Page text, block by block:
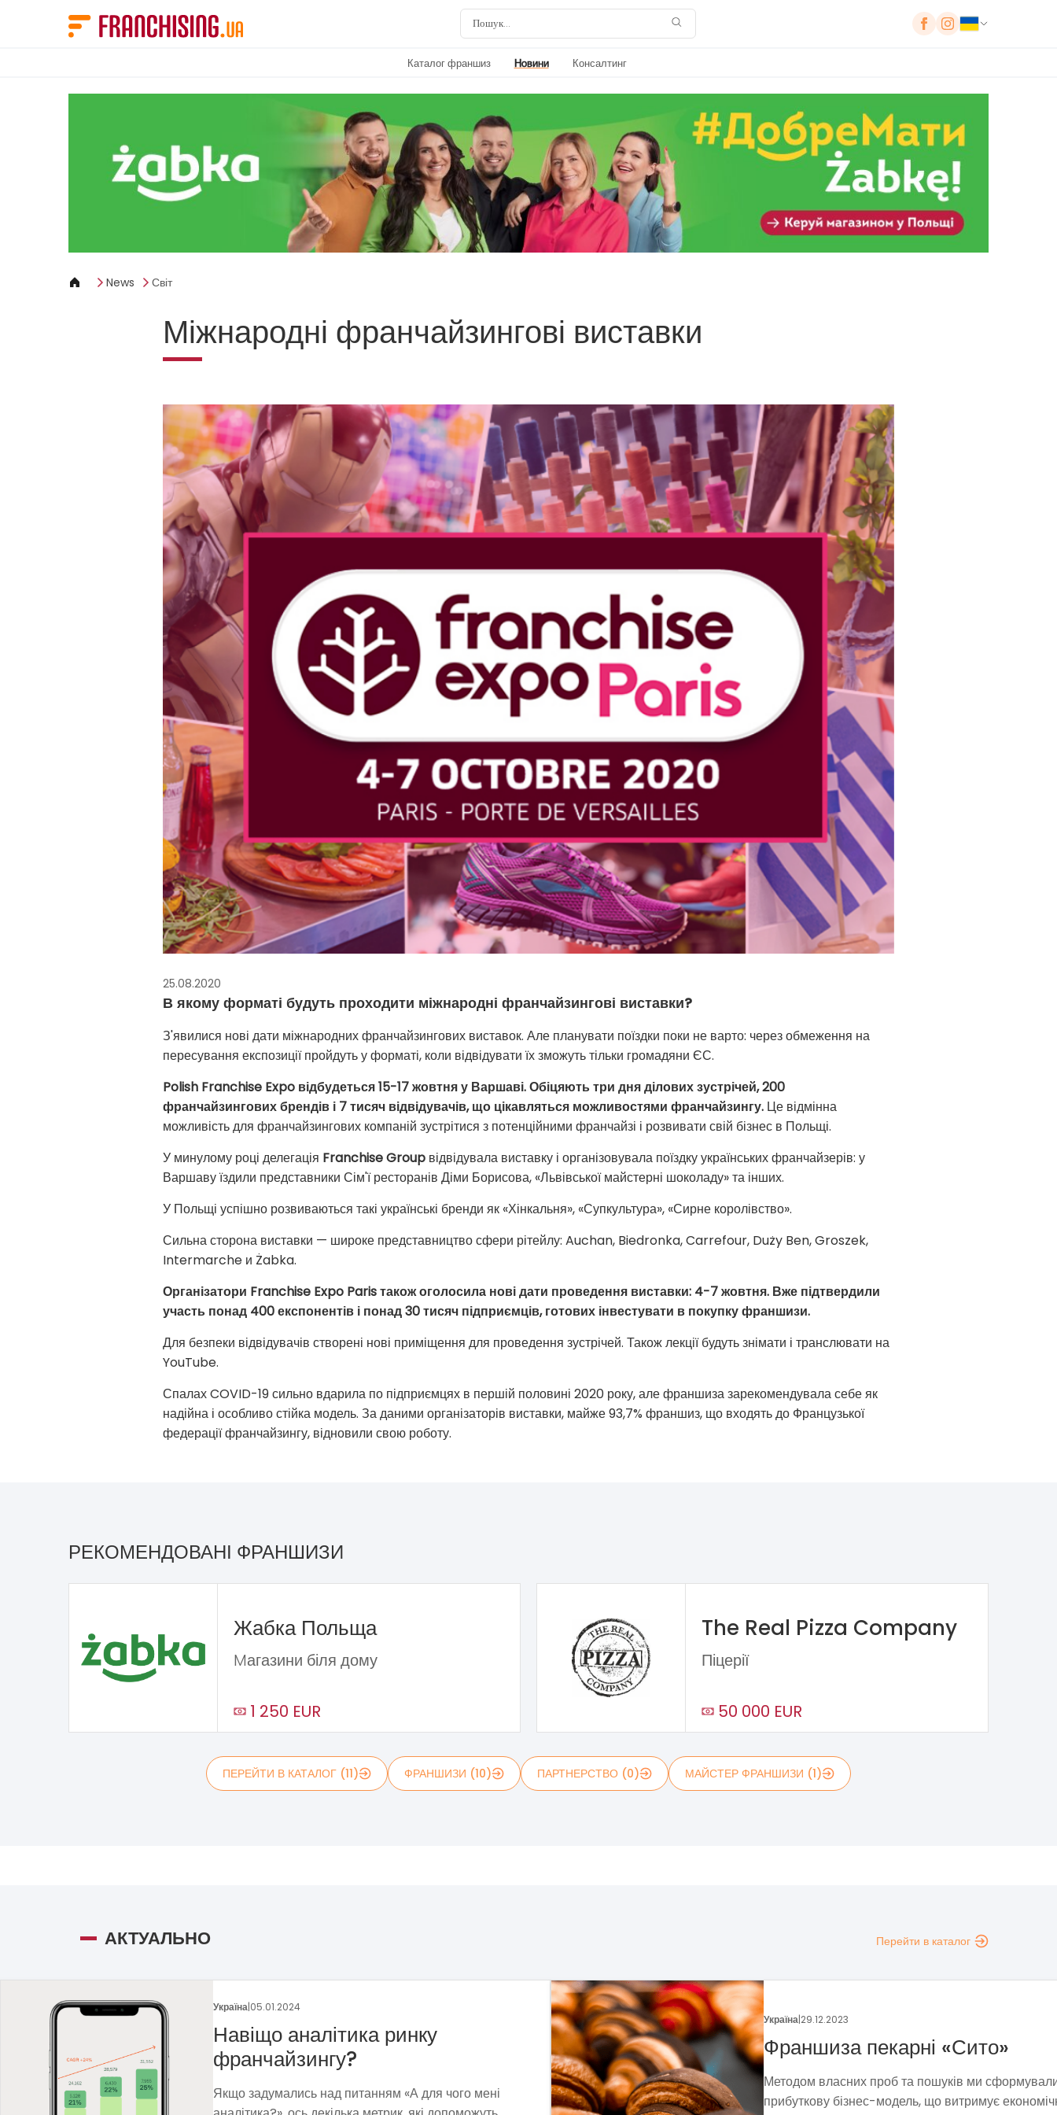
Каталог франшиз Новини Консалтинг
News Світ
Міжнародні франчайзингові виставки
25.08.2020
В якому форматі будуть проходити міжнародні франчайзингові виставки?
З'явилися нові дати міжнародних франчайзингових виставок. Але планувати поїздки поки не варто: через обмеження на
пересування експозиції пройдуть у форматі, коли відвідувати їх зможуть тільки громадяни ЄС.
Polish Franchise Expo відбудеться 15-17 жовтня у Варшаві. Обіцяють три дня ділових зустрічей, 200
франчайзингових брендів і 7 тисяч відвідувачів, що цікавляться можливостями франчайзингу. Це відмінна
можливість для франчайзингових компаній зустрітися з потенційними франчайзі і розвивати свій бізнес в Польщі.
У минулому році делегація Franchise Group відвідувала виставку і організовувала поїздку українських франчайзерів: у
Варшаву їздили представники Сім'ї ресторанів Діми Борисова, «Львівської майстерні шоколаду» та інших.
У Польщі успішно розвиваються такі українські бренди як «Хінкальня», «Супкультура», «Сирне королівство».
Сильна сторона виставки — широке представництво сфери рітейлу: Auchan, Biedronka, Carrefour, Duży Ben, Groszek,
Intermarche и Żabka.
Організатори Franchise Expo Paris також оголосила нові дати проведення виставки: 4-7 жовтня. Вже підтвердили
участь понад 400 експонентів і понад 30 тисяч підприємців, готових інвестувати в покупку франшизи.
Для безпеки відвідувачів створені нові приміщення для проведення зустрічей. Також лекції будуть знімати і транслювати на
YouTube.
Спалах COVID-19 сильно вдарила по підприємцях в першій половині 2020 року, але франшиза зарекомендувала себе як
надійна і особливо стійка модель. За даними організаторів виставки, майже 93,7% франшиз, що входять до Французької
федерації франчайзингу, відновили свою роботу.
РЕКОМЕНДОВАНІ ФРАНШИЗИ
Жабка Польща
Mагазини біля дому
1 250 EUR
The Real Pizza Company
Піцерії
50 000 EUR
ПЕРЕЙТИ В КАТАЛОГ (11) ФРАНШИЗИ (10) ПАРТНЕРСТВО (0) МАЙСТЕР ФРАНШИЗИ (1)
АКТУАЛЬНО Перейти в каталог
Франшиза пекарні «Сито»
прибуткову бізнес-модель, що витримує економічну
Україна|13.12.2023
«М`ясторія» в Івано-
Влітку 2023 року «М`ясторія» оголосила про
старт продажу франшизи, а 11 листопада вже